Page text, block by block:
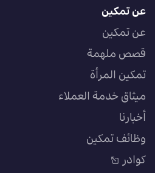
عن تمكين
عن تمكين
قصص ملهمة
تمكين المرأة
ميثاق خدمة العملاء
أخبارنا
وظائف تمكين
كوادر